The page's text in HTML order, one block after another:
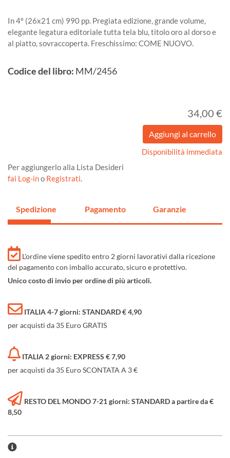
In 4º (26x21 cm) 990 pp. Pregiata edizione, grande volume,
elegante legatura editoriale tutta tela blu, titolo oro al dorso e
al piatto, sovraccoperta. Freschissimo: COME NUOVO.
Codice del libro: MM/2456
34,00 €
Disponibilità immediata
Per aggiungerlo alla Lista Desideri
fai Log-ino Registrati.
Spedizione Pagamento Garanzie
L'ordine viene spedito entro 2 giorni lavorativi dalla ricezione
del pagamento con imballo accurato, sicuro e protettivo.
Unico costo di invio per ordine di più articoli.
ITALIA 4-7 giorni: STANDARD € 4,90
per acquisti da 35 Euro GRATIS
ITALIA 2 giorni: EXPRESS € 7,90
per acquisti da 35 Euro SCONTATA A 3 €
RESTO DEL MONDO 7-21 giorni: STANDARD a partire da €
8,50